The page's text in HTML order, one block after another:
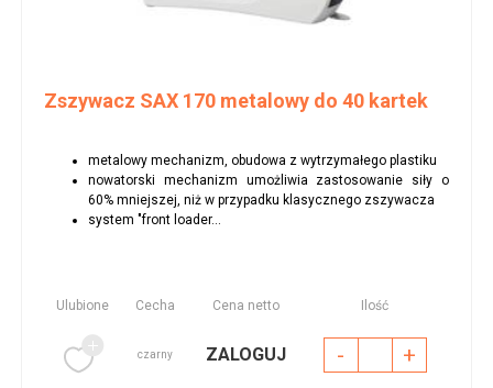
Zszywacz SAX 170 metalowy do 40 kartek
metalowy mechanizm, obudowa z wytrzymałego plastiku
nowatorski mechanizm umożliwia zastosowanie siły o
60% mniejszej, niż w przypadku klasycznego zszywacza
system "front loader...
Ulubione Cecha Cena netto Ilość
czarny ZALOGUJ - +